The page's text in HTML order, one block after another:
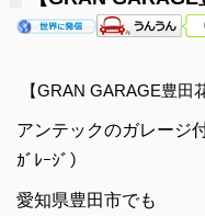
【GRAN GARAGE豊田
アンテックのガレージ
ｶﾞﾚｰｼﾞ）
愛知県豊田市でも